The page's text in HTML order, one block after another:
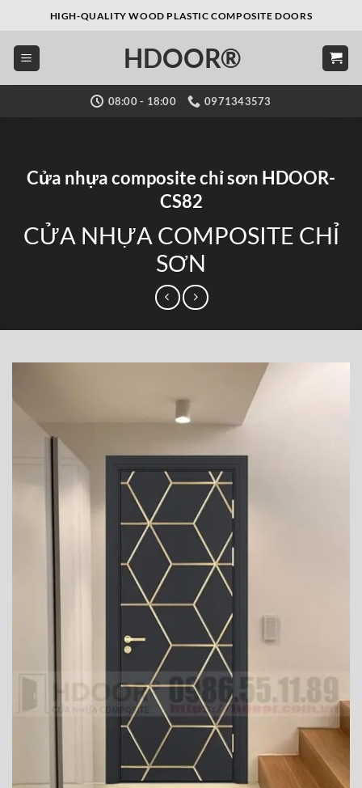
nội
dung
HIGH-QUALITY WOOD PLASTIC COMPOSITE DOORS
HDOOR®
08:00 - 18:00 0971343573
Cửa nhựa composite chỉ sơn HDOOR-
CS82
CỬA NHỰA COMPOSITE CHỈ
SƠN